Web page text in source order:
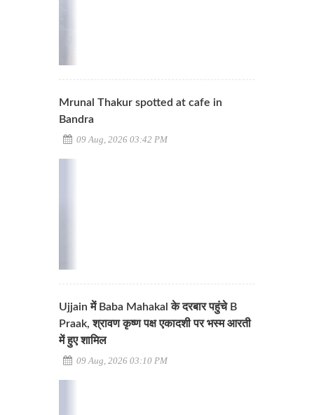
Mrunal Thakur spotted at cafe in
Bandra
09 Aug, 2026 03:42 PM
Ujjain में Baba Mahakal के दरबार पहुंचे B
Praak, श्रावण कृष्ण पक्ष एकादशी पर भस्म आरती
में हुए शामिल
09 Aug, 2026 03:10 PM